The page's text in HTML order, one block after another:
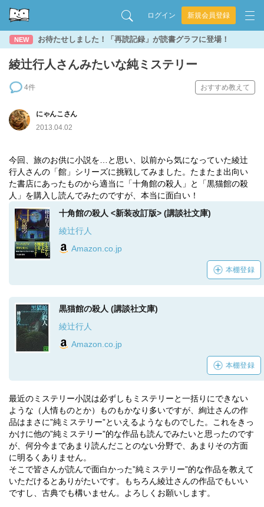
ログイン 新規会員登録
NEW お待たせしました！「再読記録」が読書グラフに登場！
綾辻行人さんみたいな純ミステリー
4件 おすすめ教えて
にゃんこさん
2013.04.02
今回、旅のお供に小説を…と思い、以前から気になっていた綾辻
行人さんの「館」シリーズに挑戦してみました。たまたま出向い
た書店にあったものから適当に「十角館の殺人」と「黒猫館の殺
人」を購入し読んでみたのですが、本当に面白い！
十角館の殺人 <新装改訂版> (講談社文庫)
綾辻行人
Amazon.co.jp
本棚登録
黒猫館の殺人 (講談社文庫)
綾辻行人
Amazon.co.jp
本棚登録
最近のミステリー小説は必ずしもミステリーと一括りにできない
ような（人情ものとか）ものもかなり多いですが、絢辻さんの作
品はまさに”純ミステリー”といえるようなものでした。これをきっ
かけに他の”純ミステリー”的な作品も読んでみたいと思ったのです
が、何分今まであまり読んだことのない分野で、あまりその方面
に明るくありません。
そこで皆さんが読んで面白かった”純ミステリー”的な作品を教えて
いただけるとありがたいです。もちろん綾辻さんの作品でもいい
ですし、古典でも構いません。よろしくお願いします。